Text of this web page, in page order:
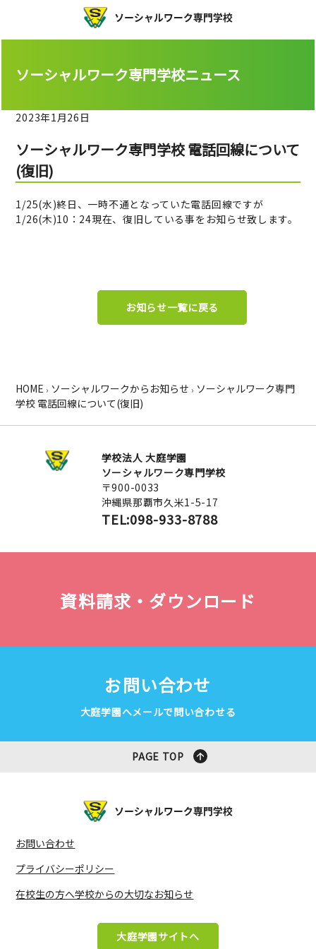
ソーシャルワーク専門学校ニュース
2023年1月26日
ソーシャルワーク専門学校 電話回線について
(復旧)
1/25(水)終日、一時不通となっていた電話回線ですが
1/26(木)10：24現在、復旧している事をお知らせ致します。
お知らせ一覧に戻る
HOME › ソーシャルワークからお知らせ › ソーシャルワーク専門
学校 電話回線について(復旧)
学校法人 大庭学園
ソーシャルワーク専門学校
〒900-0033
沖縄県那覇市久米1-5-17
TEL:098-933-8788
資料請求・ダウンロード
お問い合わせ
大庭学園へメールで問い合わせる
PAGE TOP
お問い合わせ
プライバシーポリシー
在校生の方へ学校からの大切なお知らせ
大庭学園サイトへ